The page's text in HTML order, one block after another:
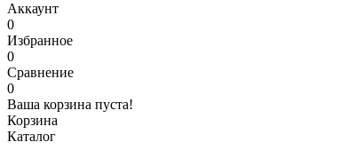
Аккаунт
0
Избранное
0
Сравнение
0
Ваша корзина пуста!
Корзина
Каталог